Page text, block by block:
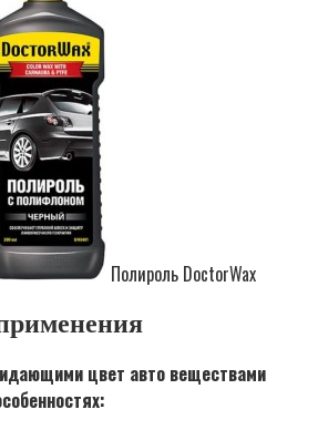
Полироль DoctorWax
цвет авто веществами